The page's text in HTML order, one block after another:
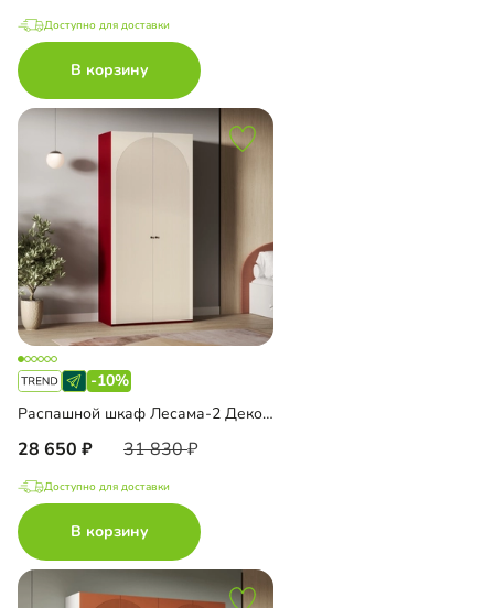
Доступно для доставки
В корзину
-10%
Распашной шкаф Лесама-2 Декор 4
28 650 31 830
Доступно для доставки
В корзину